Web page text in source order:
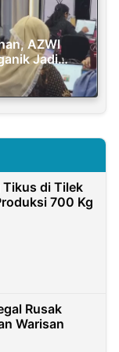
AZWI
Jadi
di Tilek
700 Kg
Rusak
Warisan